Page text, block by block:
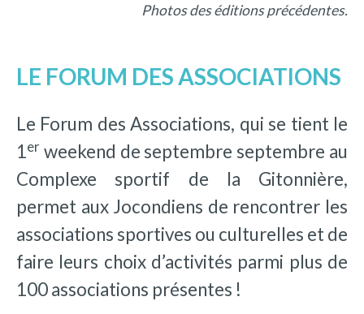
Photos des éditions précédentes.
LE FORUM DES ASSOCIATIONS
Le Forum des Associations, qui se tient le
1er weekend de septembre septembre au
Complexe sportif de la Gitonnière,
permet aux Jocondiens de rencontrer les
associations sportives ou culturelles et de
faire leurs choix d’activités parmi plus de
100 associations présentes !